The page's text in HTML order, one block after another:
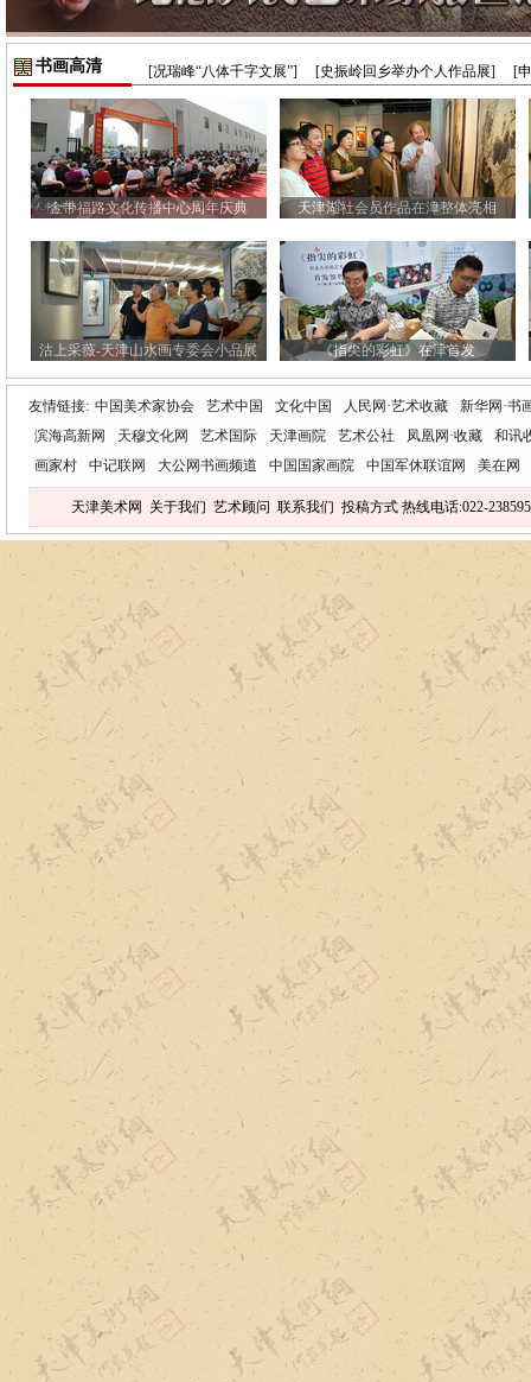
书画高清 [况瑞峰“八体千字文展”] [史振岭回乡举办个人作品展] [
金带福路文化传播中心周年庆典 天津湖社会员作品在津整体亮相
沽上采薇-天津山水画专委会小品展 《指尖的彩虹》在津首发
友情链接: 中国美术家协会 艺术中国 文化中国 人民网·艺术收藏
新华网·书
滨海高新网
天穆文化网 艺术国际 天津画院 艺术公社 凤凰网·收藏
和讯
画家村
中记联网 大公网书画频道 中国国家画院 中国军休联谊网 美在网
天津美术网 关于我们 艺术顾问 联系我们 投稿方式 热线电话:022-